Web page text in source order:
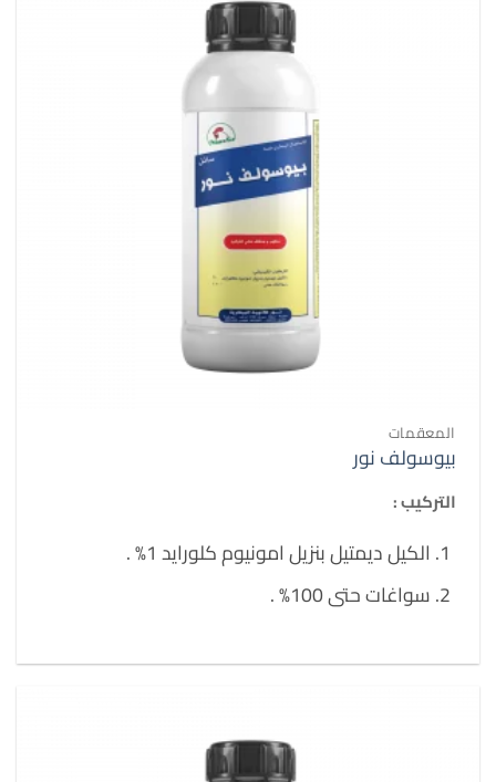
المعقمات
بيوسولف نور
التركيب :
الكيل ديمتيل بنزيل امونيوم كلورايد 1% .
سواغات حتى 100% .